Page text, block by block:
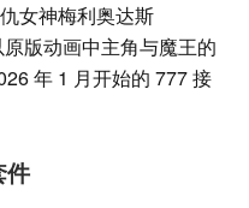
女神梅利奥达斯
版动画中主角与魔王的
年 1 月开始的 777 接
件